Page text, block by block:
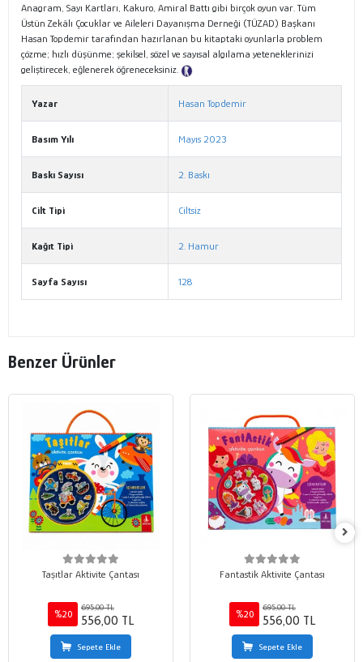
Anagram, Sayı Kartları, Kakuro, Amiral Battı gibi birçok oyun var. Tüm
Üstün Zekâlı Çocuklar ve Aileleri Dayanışma Derneği (TÜZAD) Başkanı
Hasan Topdemir tarafından hazırlanan bu kitaptaki oyunlarla problem
çözme; hızlı düşünme; şekilsel, sözel ve sayısal algılama yeteneklerinizi
geliştirecek, eğlenerek öğreneceksiniz.
Yazar Hasan Topdemir
Basım Yılı Mayıs 2023
Baskı Sayısı 2. Baskı
Cilt Tipi Ciltsiz
Kağıt Tipi 2. Hamur
Sayfa Sayısı 128
Benzer Ürünler
Taşıtlar Aktivite Çantası
%20
695,00 TL
556,00 TL
Sepete Ekle
Fantastik Aktivite Çantası
%20
695,00 TL
556,00 TL
Sepete Ekle